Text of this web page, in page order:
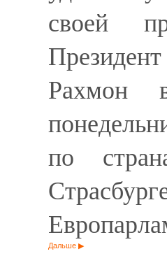
своей
Рахмон
по
Дальше